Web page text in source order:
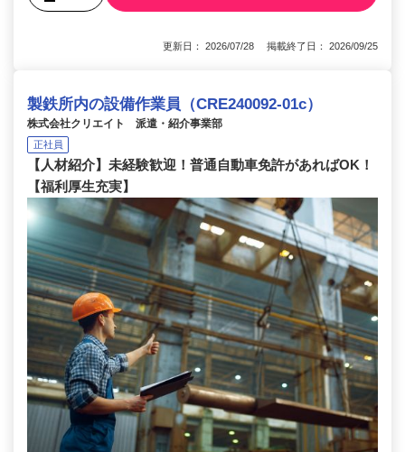
更新日： 2026/07/28 掲載終了日： 2026/09/25
製鉄所内の設備作業員（CRE240092-01c）
株式会社クリエイト 派遣・紹介事業部
正社員
【人材紹介】未経験歓迎！普通自動車免許があればOK！
【福利厚生充実】